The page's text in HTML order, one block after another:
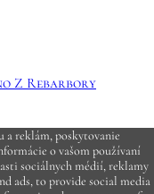
Z Rebarbory
a reklám, poskytovanie
o vašom používaní
sociálnych médií, reklamy
ads, to provide social media